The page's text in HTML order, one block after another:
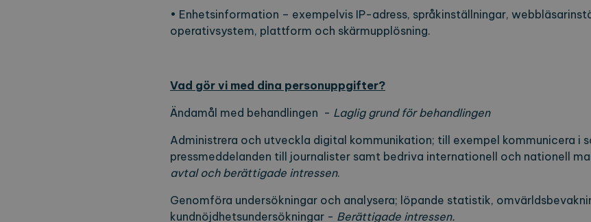
• Enhetsinformation – exempelvis IP-adress, språkinställningar,
operativsystem, plattform och skärmupplösning.
Vad gör vi med dina personuppgifter?
Ändamål med behandlingen - Laglig grund för behandlingen
Administrera och utveckla digital kommunikation; till exempel kommunicera i
pressmeddelanden till journalister samt bedriva internationell och nationell
avtal och berättigade intressen.
Genomföra undersökningar och analysera; löpande statistik,
kundnöjdhetsundersökningar - Berättigade intressen.